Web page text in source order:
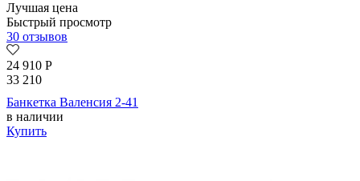
Лучшая цена
Быстрый просмотр
30 отзывов
24 910 Р
33 210
Банкетка Валенсия 2-41
в наличии
Купить